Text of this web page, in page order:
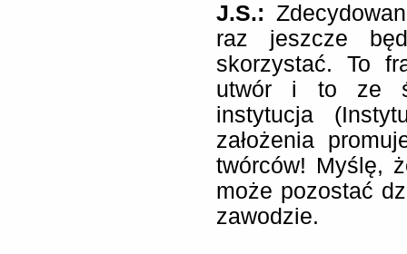
J.S.:
raz jeszcze
skorzystać. To
utwór i to ze
instytucja
założenia
twórców! Myślę,
może pozostać
zawodzie.